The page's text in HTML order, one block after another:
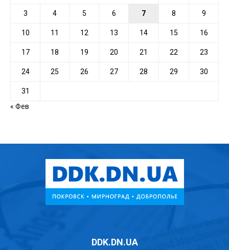
3 4 5 6 7 8 9
10 11 12 13 14 15 16
17 18 19 20 21 22 23
24 25 26 27 28 29 30
31
« Фев
DDK.DN.UA